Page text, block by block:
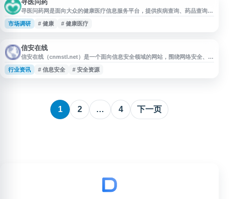
寻医问药
寻医问药网是面向大众的健康医疗信息服务平台，提供疾病查询、药品查询、
医院医生查询、健康资讯、保健知识、在线咨询、预约挂号等内容。网站涵盖
男科、妇科、育儿、心理、中医、饮食、美容、减肥等健康频道，帮助用户了
市场调研 # 健康 # 健康医疗
信安在线
信安在线（cnmstl.net）是一个面向信息安全领域的网站，围绕网络安全、数
据安全、系统防护等相关内容提供信息展示与资源入口。网站可作为用户了解
信息安全动态、查找安全相关资料和访问相关服务的参考平台，适合关注网络
行业资讯 # 信息安全 # 安全资源
1 2 … 4 下一页